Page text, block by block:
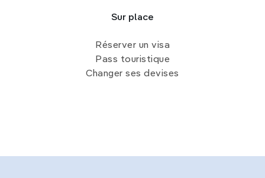
Sur place
Réserver un visa
Pass touristique
Changer ses devises